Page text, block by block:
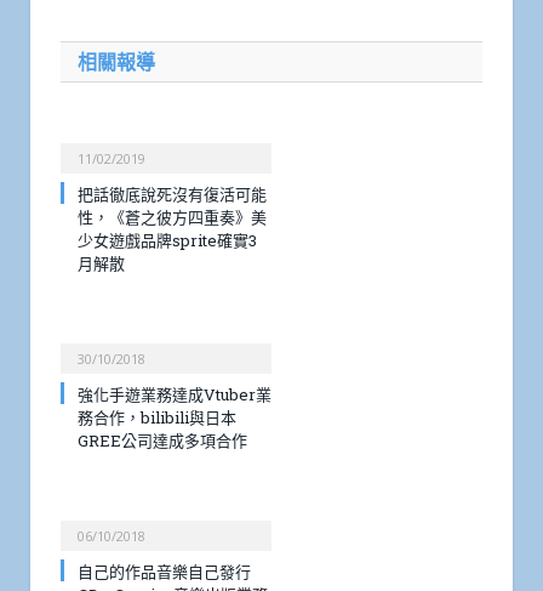
相關報導
11/02/2019
把話徹底說死沒有復活可能
性，《蒼之彼方四重奏》美
少女遊戲品牌sprite確實3
月解散
30/10/2018
強化手遊業務達成Vtuber業
務合作，bilibili與日本
GREE公司達成多項合作
06/10/2018
自己的作品音樂自己發行